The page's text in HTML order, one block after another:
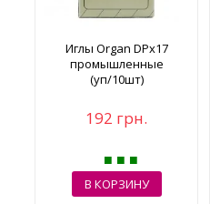
Иглы Organ DPx17
промышленные
(уп/10шт)
192 грн.
В КОРЗИНУ